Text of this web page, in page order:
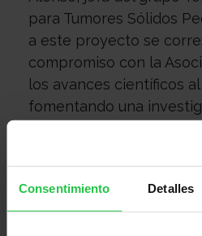
Consentimiento Detalles
social
Orientación
Médico
Acompañamiento
para Tumores Sólidos
a este proyecto se
compromiso con la
los avances científicos
fomentando una
El ensayo clínico